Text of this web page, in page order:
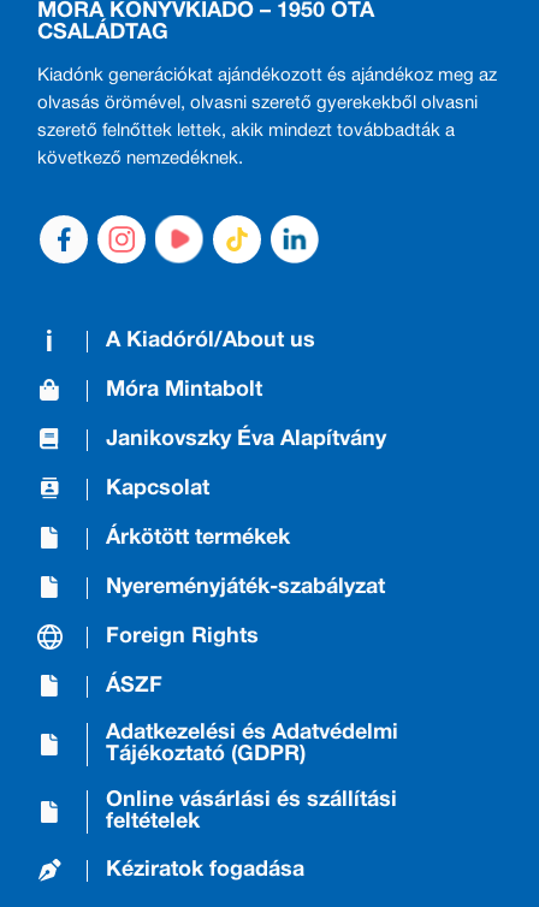
MÓRA KÖNYVKIADÓ – 1950 ÓTA
CSALÁDTAG
Kiadónk generációkat ajándékozott és ajándékoz meg az
olvasás örömével, olvasni szerető gyerekekből olvasni
szerető felnőttek lettek, akik mindezt továbbadták a
következő nemzedéknek.
A Kiadóról/About us
Móra Mintabolt
Janikovszky Éva Alapítvány
Kapcsolat
Árkötött termékek
Nyereményjáték-szabályzat
Foreign Rights
ÁSZF
Adatkezelési és Adatvédelmi
Tájékoztató (GDPR)
Online vásárlási és szállítási
feltételek
Kéziratok fogadása